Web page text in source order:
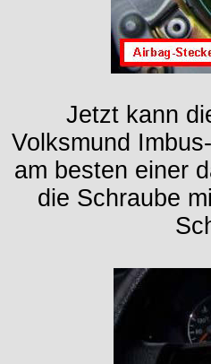
Jetzt kann
Volksmund
am besten einer
die Schraube